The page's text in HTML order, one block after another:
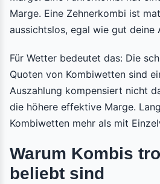
Marge. Eine Zehnerkombi ist
aussichtslos, egal wie gut deine
Für Wetter bedeutet das: Die
Quoten von Kombiwetten sind
Auszahlung kompensiert nicht
die höhere effektive Marge.
Kombiwetten mehr als mit
Warum Kombis
beliebt sind